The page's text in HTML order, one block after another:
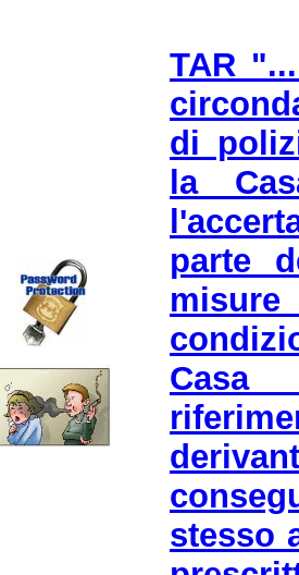
TAR
di
la
parte
Casa
stesso